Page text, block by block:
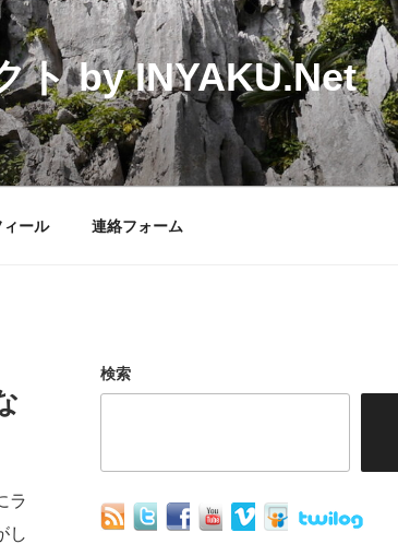
ト by INYAKU.Net
ール 連絡フォーム
ラ
し
検索